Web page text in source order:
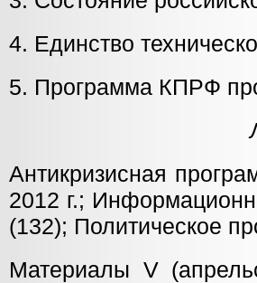
4. Единство
5. Программа КПРФ
Антикризисная
2012 г.;
(132); Политическое
Материалы V